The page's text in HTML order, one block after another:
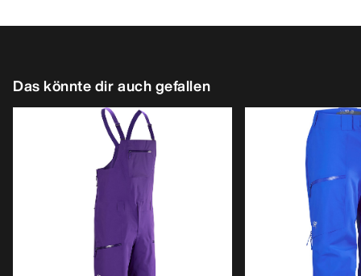
Das könnte dir auch gefallen